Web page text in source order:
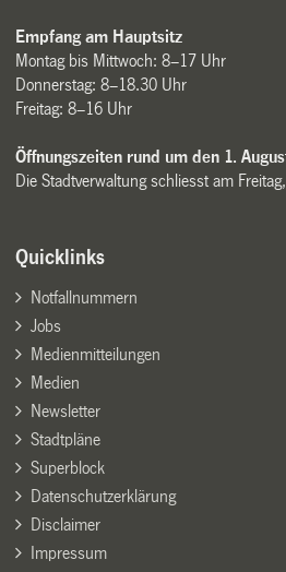
Empfang am Hauptsitz
Montag bis Mittwoch: 8–17 Uhr
Donnerstag: 8–18.30 Uhr
Freitag: 8–16 Uhr
Öffnungszeiten rund um den 1.
Die Stadtverwaltung schliesst am
Quicklinks
Notfallnummern
Jobs
Medienmitteilungen
Medien
Newsletter
Stadtpläne
Superblock
Datenschutzerklärung
Disclaimer
Impressum